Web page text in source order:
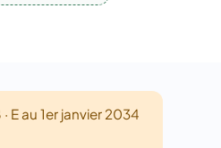
E au 1er janvier 2034